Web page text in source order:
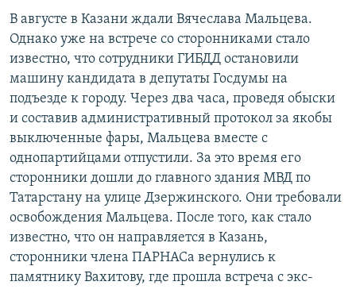
В августе в Казани ждали Вячеслава Мальцева.
Однако уже на встрече со сторонниками стало
известно, что сотрудники ГИБДД остановили
машину кандидата в депутаты Госдумы на
подъезде к городу. Через два часа, проведя обыски
и составив административный протокол за якобы
выключенные фары, Мальцева вместе с
однопартийцами отпустили. За это время его
сторонники дошли до главного здания МВД по
Татарстану на улице Дзержинского. Они требовали
освобождения Мальцева. После того, как стало
известно, что он направляется в Казань,
сторонники члена ПАРНАСа вернулись к
памятнику Вахитову, где прошла встреча с экс-